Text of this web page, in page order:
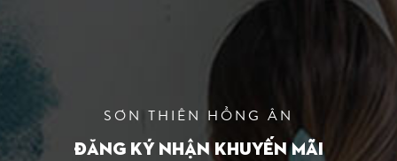
SƠN THIÊN HỒNG ÂN
ĐĂNG KÝ NHẬN KHUYẾN MÃI